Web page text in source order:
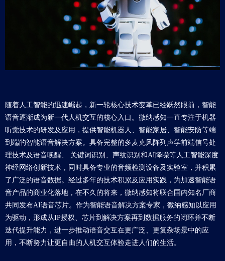
随着人工智能的迅速崛起，新一轮核心技术变革已经跃然眼前，智能
语音逐渐成为新一代人机交互的核心入口。微纳感知一直专注于机器
听觉技术的研发及应用，提供智能机器人、智能家居、智能安防等端
到端的智能语音解决方案。具备完整的多麦克风阵列声学前端信号处
理技术及语音唤醒、 关键词识别、声纹识别和AI降噪等人工智能深度
神经网络创新技术，同时具备专业的音频检测设备及实验室，并积累
了广泛的语音数据。经过多年的技术积累及应用实践，为加速智能语
音产品的商业化落地，在不久的将来，微纳感知将联合国内知名厂商
共同发布AI语音芯片。作为智能语音解决方案专家，微纳感知以应用
为驱动，形成从IP授权、芯片到解决方案再到数据服务的闭环并不断
迭代提升能力，进一步推动语音交互在更广泛、更复杂场景中的应
用，不断努力让更自由的人机交互体验走进人们的生活。